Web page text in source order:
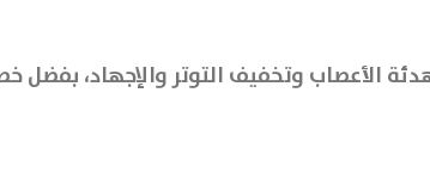
الأعصاب وتخفيف التوتر والإجهاد، بفضل